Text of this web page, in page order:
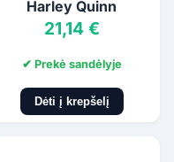
Harley Quinn
21,14 €
✔ Prekė sandėlyje
Dėti į krepšelį